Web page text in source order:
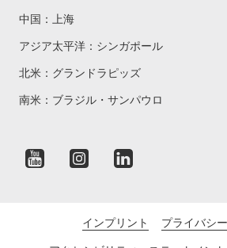
中国：上海
アジア太平洋：シンガポール
北米：グランドラピッズ
南米：ブラジル・サンパウロ
インプリント プライバシ